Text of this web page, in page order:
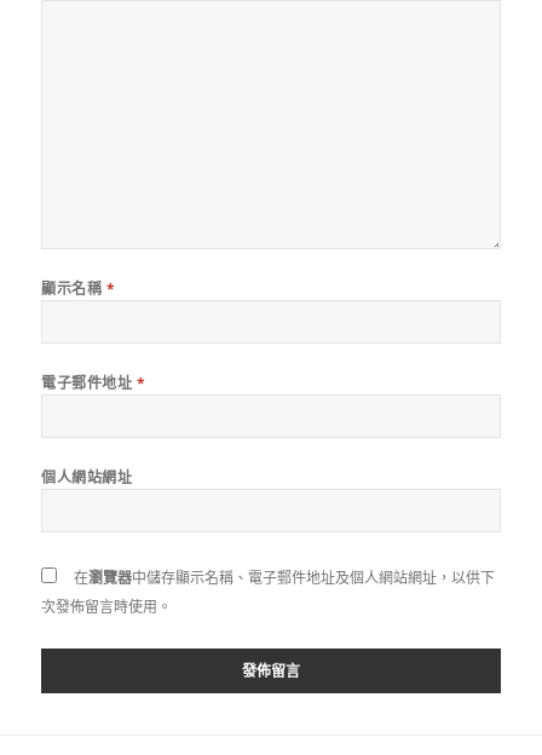
顯示名稱 *
電子郵件地址 *
個人網站網址
在瀏覽器中儲存顯示名稱、電子郵件地址及個人網站網址，以供下
次發佈留言時使用。